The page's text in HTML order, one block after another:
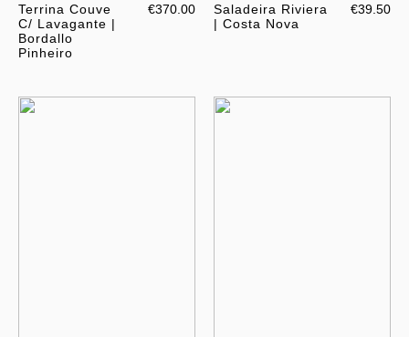
Terrina Couve
C/ Lavagante |
Bordallo
Pinheiro
€370.00
Saladeira Riviera
| Costa Nova
€39.50